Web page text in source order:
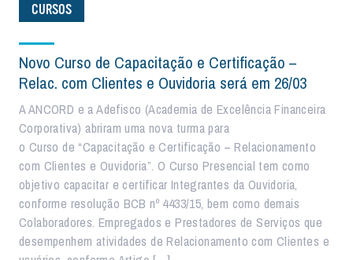
CURSOS
Novo Curso de Capacitação e Certificação –
Relac. com Clientes e Ouvidoria será em 26/03
A ANCORD e a Adefisco (Academia de Excelência Financeira
Corporativa) abriram uma nova turma para
o Curso de “Capacitação e Certificação – Relacionamento
com Clientes e Ouvidoria”. O Curso Presencial tem como
objetivo capacitar e certificar Integrantes da Ouvidoria,
conforme resolução BCB nº 4433/15, bem como demais
Colaboradores. Empregados e Prestadores de Serviços que
desempenhem atividades de Relacionamento com Clientes e